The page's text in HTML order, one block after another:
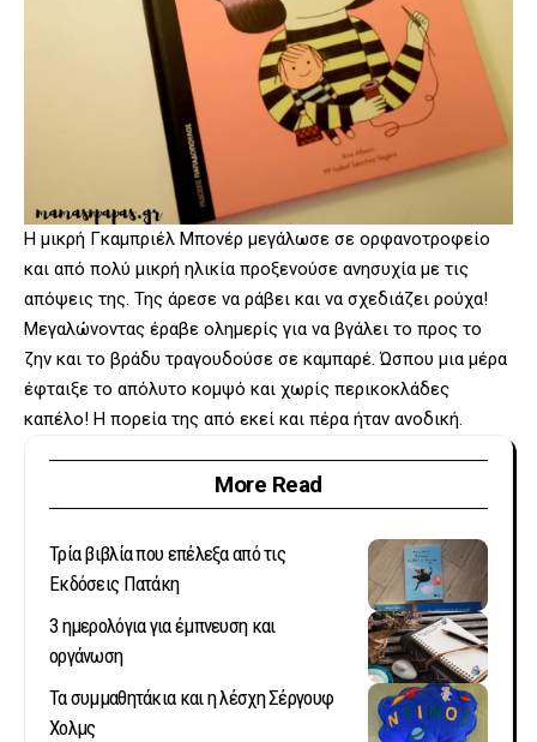
Η μικρή Γκαμπριέλ Μπονέρ μεγάλωσε σε ορφανοτροφείο
και από πολύ μικρή ηλικία προξενούσε ανησυχία με τις
απόψεις της. Της άρεσε να ράβει και να σχεδιάζει ρούχα!
Μεγαλώνοντας έραβε ολημερίς για να βγάλει το προς το
ζην και το βράδυ τραγουδούσε σε καμπαρέ. Ώσπου μια μέρα
έφταιξε το απόλυτο κομψό και χωρίς περικοκλάδες
καπέλο! Η πορεία της από εκεί και πέρα ήταν ανοδική.
More Read
Τρία βιβλία που επέλεξα από τις
Εκδόσεις Πατάκη
3 ημερολόγια για έμπνευση και
οργάνωση
Τα συμμαθητάκια και η λέσχη Σέργουφ
Χολμς